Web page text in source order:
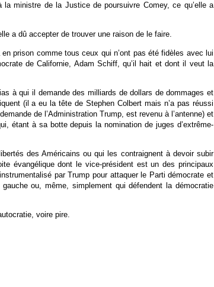
ministre de la Justice de poursuivre Comey, ce qu’elle a
a dû accepter de trouver une raison de le faire.
prison comme tous ceux qui n’ont pas été fidèles avec lui
de Californie, Adam Schiff, qu’il hait et dont il veut la
à qui il demande des milliards de dollars de dommages et
(il a eu la tête de Stephen Colbert mais n’a pas réussi
de l’Administration Trump, est revenu à l’antenne) et
étant à sa botte depuis la nomination de juges d’extrême-
des Américains ou qui les contraignent à devoir subir
évangélique dont le vice-président est un des principaux
par Trump pour attaquer le Parti démocrate et
ou, même, simplement qui défendent la démocratie
voire pire.